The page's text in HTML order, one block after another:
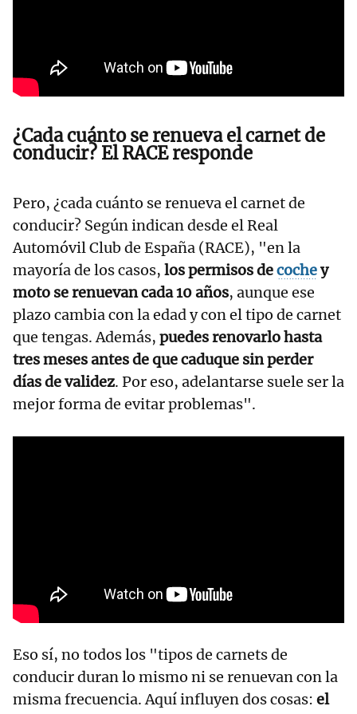
¿Cada cuánto se renueva el carnet de
conducir? El RACE responde
Pero, ¿cada cuánto se renueva el carnet de
conducir? Según indican desde el Real
Automóvil Club de España (RACE), "en la
mayoría de los casos, los permisos decochey
moto se renuevan cada 10 años, aunque ese
plazo cambia con la edad y con el tipo de carnet
que tengas. Además, puedes renovarlo hasta
tres meses antes de que caduque sin perder
días de validez. Por eso, adelantarse suele ser la
mejor forma de evitar problemas".
Eso sí, no todos los "tipos de carnets de
conducir duran lo mismo ni se renuevan con la
misma frecuencia. Aquí influyen dos cosas: el